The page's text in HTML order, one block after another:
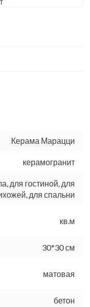
Керама Марацци
керамогранит
для гостиной, для
для спальни
кв.м
30*30 см
матовая
бетон